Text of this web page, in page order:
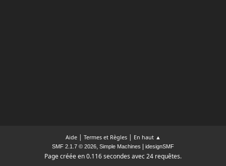
Aide| Termes et Règles| En haut ▲
SMF 2.1.7 © 2026, Simple Machines idesignSMF
Page créée en 0.116 secondes avec 24 requêtes.